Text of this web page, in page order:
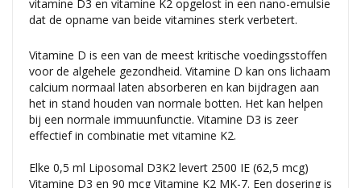
vitamine D3 en vitamine K2 opgelost in een nano-emulsie
dat de opname van beide vitamines sterk verbetert.
Vitamine D is een van de meest kritische voedingsstoffen
voor de algehele gezondheid. Vitamine D kan ons lichaam
calcium normaal laten absorberen en kan bijdragen aan
het in stand houden van normale botten. Het kan helpen
bij een normale immuunfunctie. Vitamine D3 is zeer
effectief in combinatie met vitamine K2.
Elke 0,5 ml Liposomal D3K2 levert 2500 IE (62,5 mcg)
Vitamine D3 en 90 mcg Vitamine K2 MK-7. Een dosering is